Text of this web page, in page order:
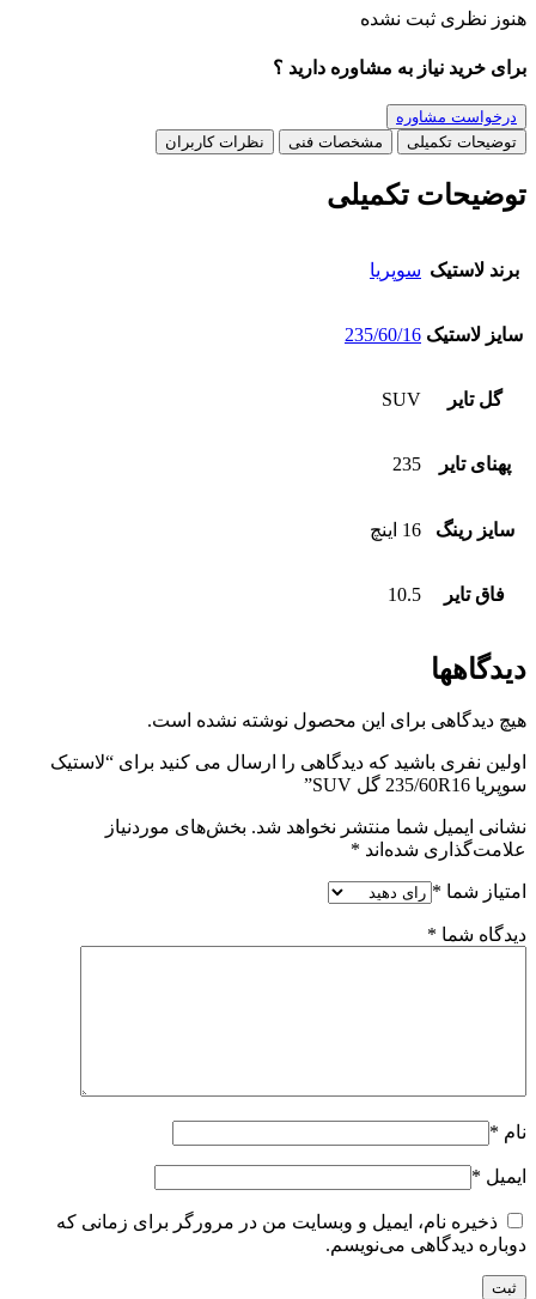
هنوز نظری ثبت نشده
برای خرید نیاز به مشاوره دارید ؟
درخواست مشاوره
توضیحات تکمیلی
مشخصات فنی نظرات کاربران
توضیحات تکمیلی
برند لاستیک سوپریا
سایز لاستیک 235/60/16
گل تایر SUV
پهنای تایر 235
سایز رینگ 16 اینچ
فاق تایر 10.5
دیدگاهها
هیچ دیدگاهی برای این محصول نوشته نشده است.
اولین نفری باشید که دیدگاهی را ارسال می کنید برای “لاستیک
سوپریا 235/60R16 گل SUV”
نشانی ایمیل شما منتشر نخواهد شد. بخش‌های موردنیاز
علامت‌گذاری شده‌اند *
امتیاز شما *
دیدگاه شما *
نام *
ایمیل *
ذخیره نام، ایمیل و وبسایت من در مرورگر برای زمانی که
دوباره دیدگاهی می‌نویسم.